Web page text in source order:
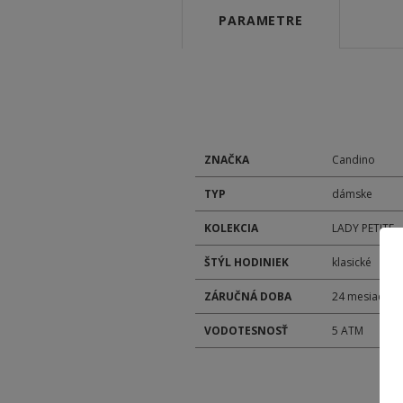
PARAMETRE
ZNAČKA Candino
TYP dámske
KOLEKCIA LADY PETITE
ŠTÝL HODINIEK klasické
ZÁRUČNÁ DOBA 24 mesiacov
VODOTESNOSŤ 5 ATM